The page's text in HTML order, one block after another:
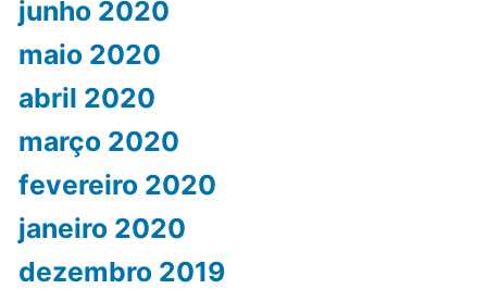
junho 2020
maio 2020
abril 2020
março 2020
fevereiro 2020
janeiro 2020
dezembro 2019